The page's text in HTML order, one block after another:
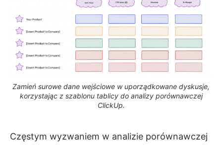
Zamień surowe dane wejściowe w uporządkowane dyskusje,
korzystając z szablonu tablicy do analizy porównawczej
ClickUp.
Częstym wyzwaniem w analizie porównawczej